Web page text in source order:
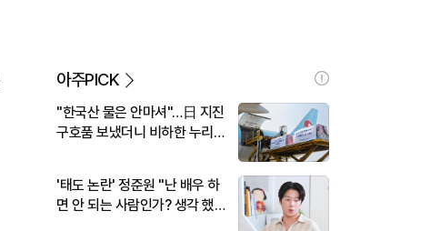
아주PICK
"한국산 물은 안마셔"…日 지진
구호품 보냈더니 비하한 누리
'태도 논란' 정준원 "난 배우 하
면 안 되는 사람인가? 생각 했